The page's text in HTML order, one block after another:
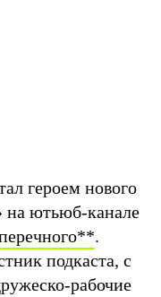
героем нового
на ютьюб-канале
**.
подкаста, с
рабочие